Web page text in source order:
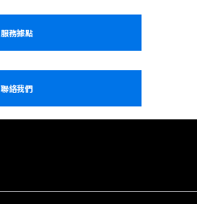
服務據點
聯絡我們